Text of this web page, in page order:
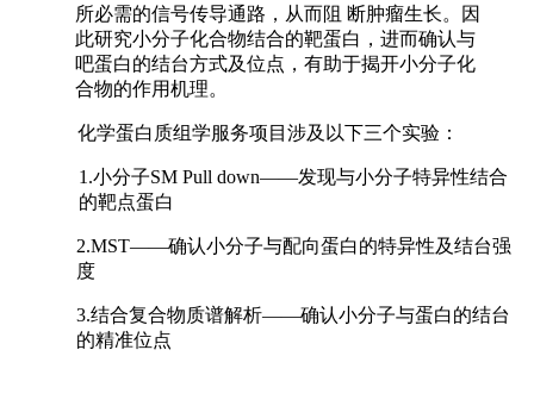
所必需的信号传导通路，从而阻 断肿瘤生长。因
此研究小分子化合物结合的靶蛋白，进而确认与
吧蛋白的结台方式及位点，有助于揭开小分子化
合物的作用机理。
化学蛋白质组学服务项目涉及以下三个实验：
1.小分子SM Pull down——发现与小分子特异性结合
的靶点蛋白
2.MST——确认小分子与配向蛋白的特异性及结台强
度
3.结合复合物质谱解析——确认小分子与蛋白的结台
的精准位点